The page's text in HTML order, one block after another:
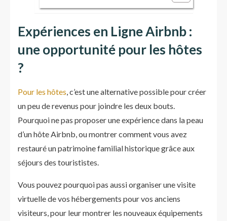
Expériences en Ligne Airbnb :
une opportunité pour les hôtes
?
Pour les hôtes, c’est une alternative possible pour créer
un peu de revenus pour joindre les deux bouts.
Pourquoi ne pas proposer une expérience dans la peau
d’un hôte Airbnb, ou montrer comment vous avez
restauré un patrimoine familial historique grâce aux
séjours des tourististes.
Vous pouvez pourquoi pas aussi organiser une visite
virtuelle de vos hébergements pour vos anciens
visiteurs, pour leur montrer les nouveaux équipements